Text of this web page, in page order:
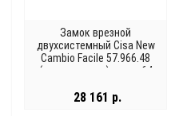
Замок врезной
двухсистемный Cisa New
Cambio Facile 57.966.48
(тех. упаковка), ключ 64
28 161 р.